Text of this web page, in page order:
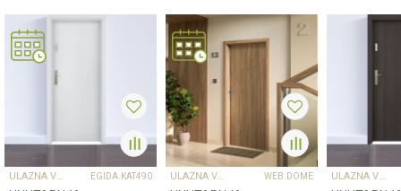
ULAZNA VRATA EGIDA.KAT490 ULAZNA VRATA WEB.DOME ULAZNA VRATA